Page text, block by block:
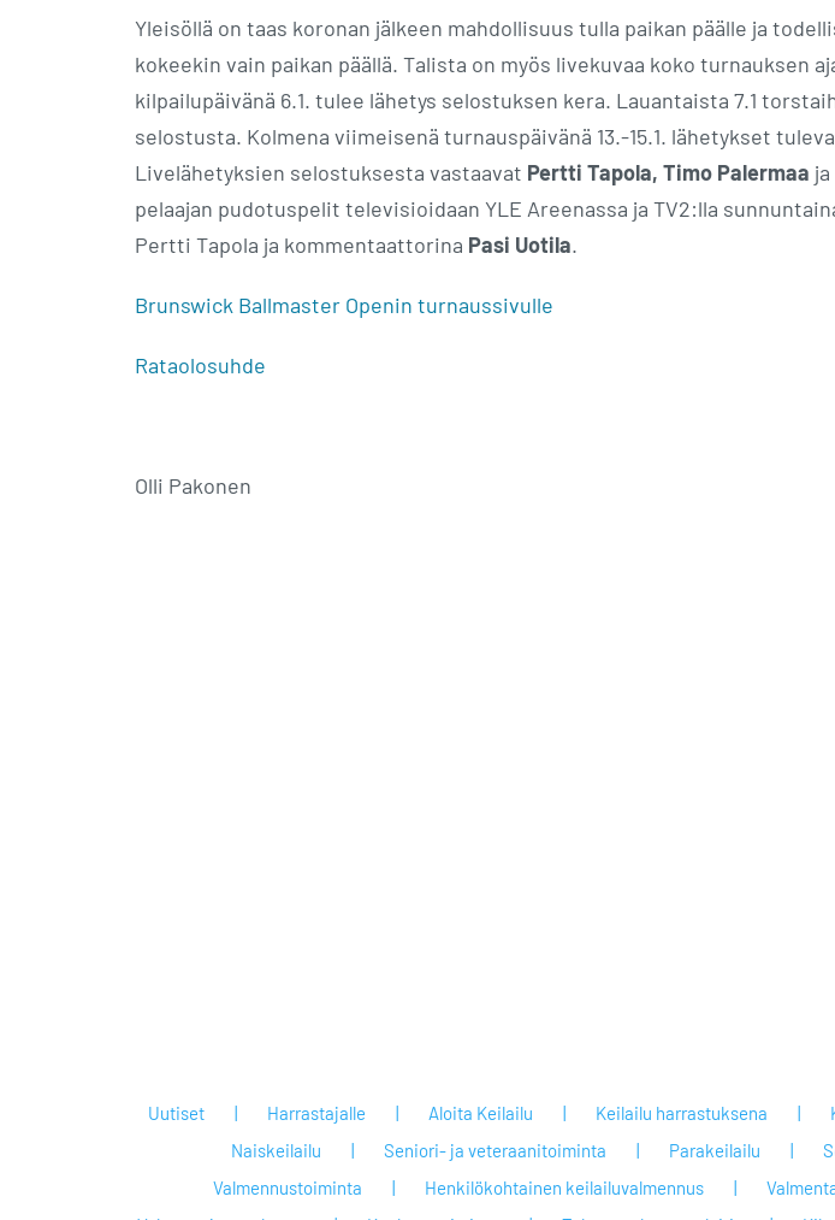
Yleisöllä on taas koronan jälkeen mahdollisuus tulla paikan päälle ja
kokeekin vain paikan päällä. Talista on myös livekuvaa koko turnauksen
kilpailupäivänä 6.1. tulee lähetys selostuksen kera. Lauantaista 7.1
selostusta. Kolmena viimeisenä turnauspäivänä 13.-15.1. lähetykset
Livelähetyksien selostuksesta vastaavat Pertti Tapola, Timo Palermaa ja
pelaajan pudotuspelit televisioidaan YLE Areenassa ja TV2:lla
Pertti Tapola ja kommentaattorina Pasi Uotila.
Brunswick Ballmaster Openin turnaussivulle
Rataolosuhde
Olli Pakonen
Uutiset Harrastajalle Aloita Keilailu Keilailu harrastuksena
Naiskeilailu
Seniori- ja veteraanitoiminta Parakeilailu
Valmennustoiminta
Henkilökohtainen keilailuvalmennus